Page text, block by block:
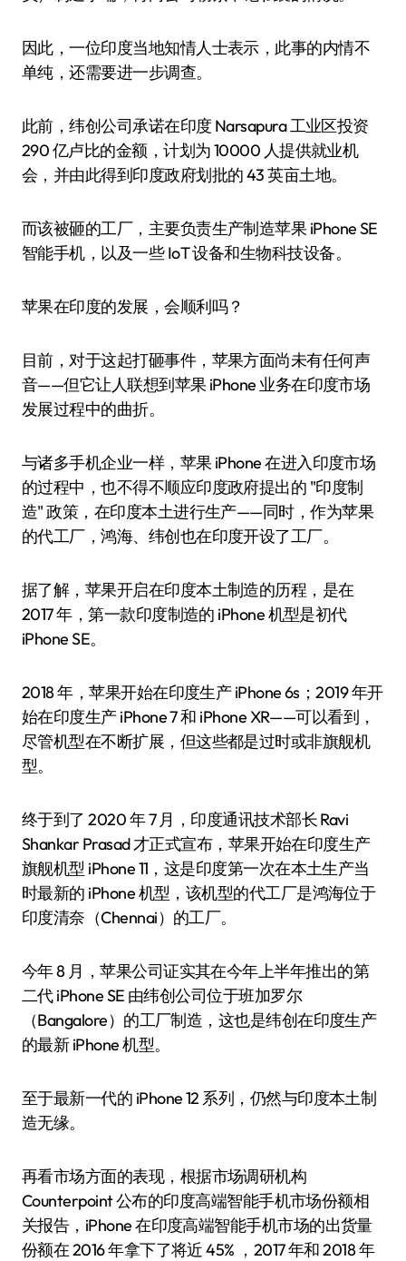
因此，一位印度当地知情人士表示，此事的内情不
单纯，还需要进一步调查。
此前，纬创公司承诺在印度 Narsapura 工业区投资
290 亿卢比的金额，计划为 10000 人提供就业机
会，并由此得到印度政府划批的 43 英亩土地。
而该被砸的工厂，主要负责生产制造苹果 iPhone SE
智能手机，以及一些 IoT 设备和生物科技设备。
苹果在印度的发展，会顺利吗？
目前，对于这起打砸事件，苹果方面尚未有任何声
音——但它让人联想到苹果 iPhone 业务在印度市场
发展过程中的曲折。
与诸多手机企业一样，苹果 iPhone 在进入印度市场
的过程中，也不得不顺应印度政府提出的 "印度制
造" 政策，在印度本土进行生产——同时，作为苹果
的代工厂，鸿海、纬创也在印度开设了工厂。
据了解，苹果开启在印度本土制造的历程，是在
2017 年，第一款印度制造的 iPhone 机型是初代
iPhone SE。
2018 年，苹果开始在印度生产 iPhone 6s；2019 年开
始在印度生产 iPhone 7 和 iPhone XR——可以看到，
尽管机型在不断扩展，但这些都是过时或非旗舰机
型。
终于到了 2020 年 7 月，印度通讯技术部长 Ravi
Shankar Prasad 才正式宣布，苹果开始在印度生产
旗舰机型 iPhone 11，这是印度第一次在本土生产当
时最新的 iPhone 机型，该机型的代工厂是鸿海位于
印度清奈（Chennai）的工厂。
今年 8 月，苹果公司证实其在今年上半年推出的第
二代 iPhone SE 由纬创公司位于班加罗尔
（Bangalore）的工厂制造，这也是纬创在印度生产
的最新 iPhone 机型。
至于最新一代的 iPhone 12 系列，仍然与印度本土制
造无缘。
再看市场方面的表现，根据市场调研机构
Counterpoint 公布的印度高端智能手机市场份额相
关报告，iPhone 在印度高端智能手机市场的出货量
份额在 2016 年拿下了将近 45% ，2017 年和 2018 年